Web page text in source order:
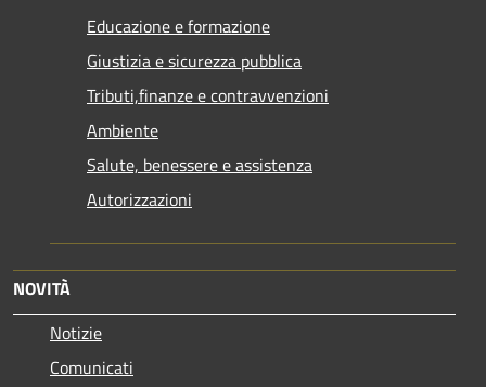
Educazione e formazione
Giustizia e sicurezza pubblica
Tributi,finanze e contravvenzioni
Ambiente
Salute, benessere e assistenza
Autorizzazioni
NOVITÀ
Notizie
Comunicati